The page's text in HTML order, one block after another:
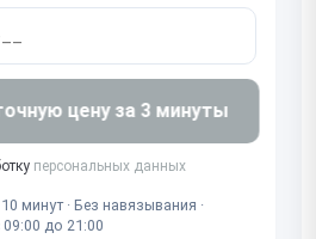
цену за 3 минуты
персональных данных
минут · Без навязывания ·
до 21:00